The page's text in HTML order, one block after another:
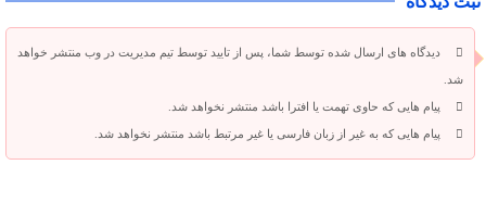
دیدگاه های ارسال شده توسط شما، پس از تایید توسط تیم مدیریت در وب منتشر خواهد
شد.
پیام هایی که حاوی تهمت یا افترا باشد منتشر نخواهد شد.
پیام هایی که به غیر از زبان فارسی یا غیر مرتبط باشد منتشر نخواهد شد.